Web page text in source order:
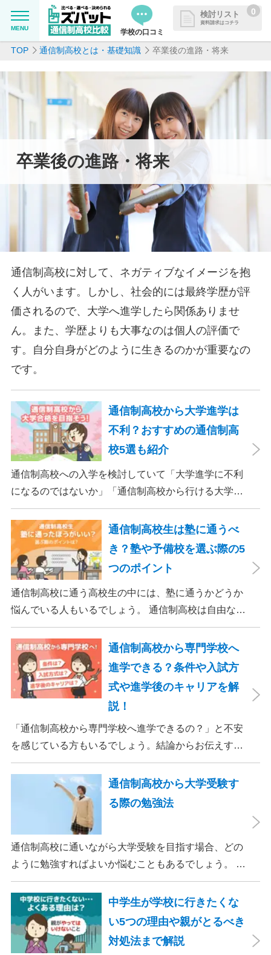
MENU 学校の口コミ
検討リスト
資料請求はコチラ
0
追加した学校を一覧で確認・まと
めて資料請求できます
MENU
学校を探したい
通信制高校について知りたい
はじめての方へ
よくある質問
掲載を希望される学校様へ
TOP 通信制高校とは・基礎知識 卒業後の進路・将来
卒業後の進路・将来
通信制高校に対して、ネガティブなイメージを抱
く人がいます。しかし、社会的には最終学歴が評
価されるので、大学へ進学したら関係ありませ
ん。また、学歴よりも大事なのは個人の評価で
す。自分自身がどのように生きるのかが重要なの
です。
通信制高校から大学進学は
不利？おすすめの通信制高
校5選も紹介
通信制高校への入学を検討していて「大学進学に不利
になるのではないか」「通信制高校から行ける大学は
ある？」と不安に思うご家庭もあるのではないでしょ
うか。 結論として、通信制高校に通っているからとい
って大学進学に不利になることはありません。中に
は、大学進学を想定したカリキュラムを用意している
ケースも増えており、難関大学の合格実績を豊富にも
つ学校もあります。
通信制高校生は塾に通うべ
き？塾や予備校を選ぶ際の5
つのポイント
通信制高校に通う高校生の中には、塾に通うかどうか
悩んでいる人もいるでしょう。 通信制高校は自由な学
びが魅力ですが、反面、学習の進捗や理解度に悩むこ
とも少なくありません。 特に、大学受験を目指す場
合、情報や学力の不足が障害となる場合があります。
このような課題を解決するために、適切な塾選びは重
要と言えます。 この記事では、通信制高校生が塾に通
ったほうが良いかや、塾選びのポイントについて詳し
く解説します。
通信制高校から専門学校へ
進学できる？条件や入試方
式や進学後のキャリアを解
説！
「通信制高校から専門学校へ進学できるの？」と不安
を感じている方もいるでしょう。結論からお伝えする
と、通信制高校を卒業して専門学校へ進学することは
可能です。 この記事では、専門学校へ進学する条件や
入試内容、進学後のキャリアについてわかりやすく解
説していきます。 専門コースがあり、専門学校と提携
している高校もあわせて紹介するので、通信制高校選
びに迷ったらぜひ参考にしてください。
通信制高校から大学受験す
る際の勉強法
通信制高校に通いながら大学受験を目指す場合、どの
ように勉強すればよいか悩むこともあるでしょう。 通
信制高校では全日制高校と比べると自由な時間が多
く、自分でスケジュールを組むことができるため、受
験勉強に集中する時間を十分に取ることができます。
そのため、ポイントを押さえれば、効率よく大学受験
のための学習を進められるでしょう。 この記事では、
中学生が学校に行きたくな
い5つの理由や親がとるべき
対処法まで解説